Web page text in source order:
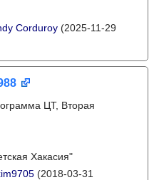
Corduroy (2025-11-29
ЦТ, Вторая
Хакасия"
(2018-03-31